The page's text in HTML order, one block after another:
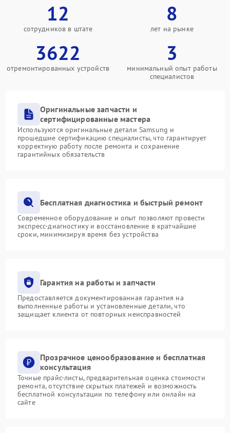
12
сотрудников в штате
8
лет на рынке
3622
отремонтированных устройств
3
минимальный опыт работы
специалистов
Оригинальные запчасти и
сертифицированные мастера
Используются оригинальные детали Samsung и
прошедшие сертификацию специалисты, что гарантирует
корректную работу после ремонта и сохранение
гарантийных обязательств
Бесплатная диагностика и быстрый ремонт
Современное оборудование и опыт позволяют провести
экспресс-диагностику и восстановление в кратчайшие
сроки, минимизируя время без устройства
Гарантия на работы и запчасти
Предоставляется документированная гарантия на
выполненные работы и установленные детали, что
защищает клиента от повторных неисправностей
Прозрачное ценообразование и бесплатная
консультация
Точные прайс-листы, предварительная оценка стоимости
ремонта, отсутствие скрытых платежей и возможность
бесплатной консультации по телефону или онлайн на
сайте